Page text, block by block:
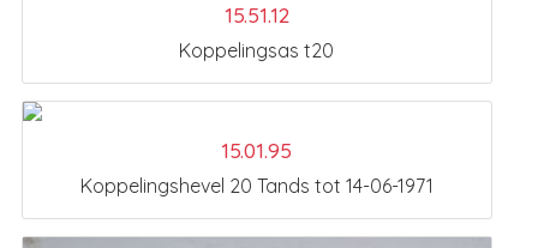
15.51.12
Koppelingsas t20
15.01.95
Koppelingshevel 20 Tands tot 14-06-1971